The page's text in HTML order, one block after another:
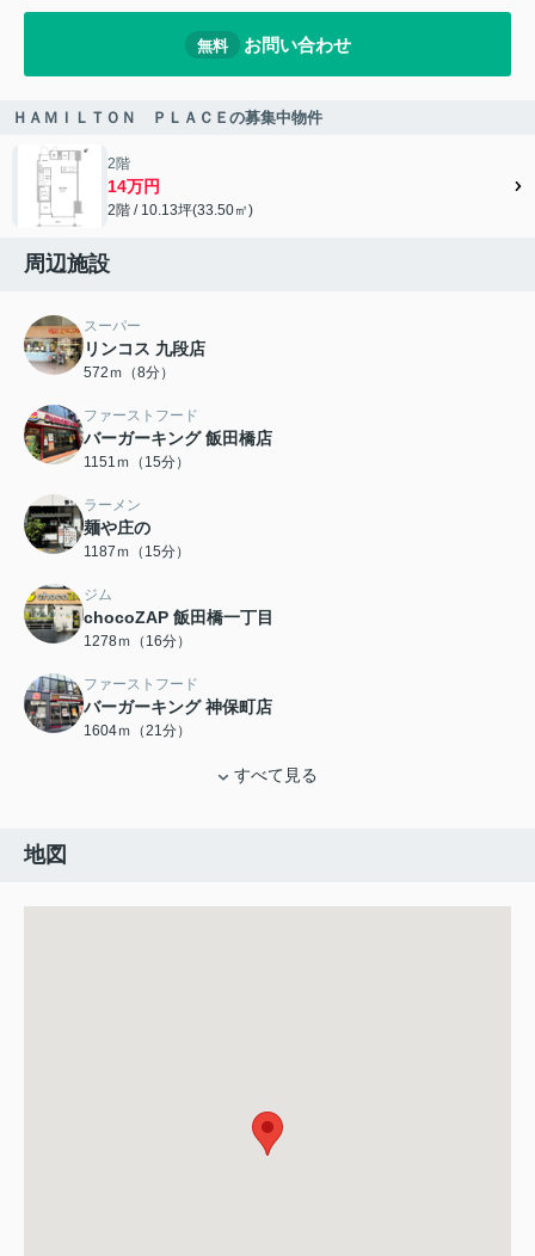
無料 お問い合わせ
ＨＡＭＩＬＴＯＮ ＰＬＡＣＥの募集中物件
2階
14万円
2階 / 10.13坪(33.50㎡)
周辺施設
スーパー
リンコス 九段店
572ｍ（8分）
ファーストフード
バーガーキング 飯田橋店
1151ｍ（15分）
ラーメン
麺や庄の
1187ｍ（15分）
ジム
chocoZAP 飯田橋一丁目
1278ｍ（16分）
ファーストフード
バーガーキング 神保町店
1604ｍ（21分）
すべて見る
地図